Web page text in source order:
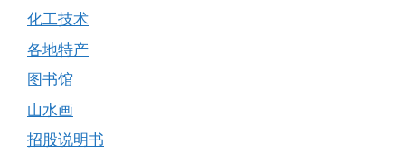
化工技术
各地特产
图书馆
山水画
招股说明书